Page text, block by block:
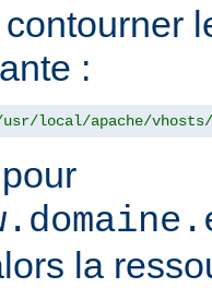
:
local/apache/vhosts/
la